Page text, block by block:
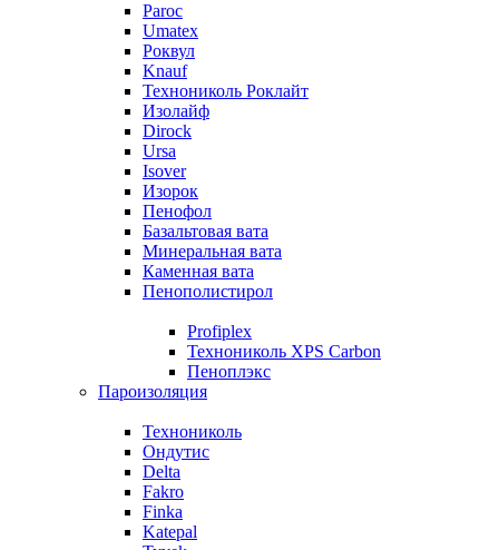
Paroc
Umatex
Роквул
Knauf
Технониколь Роклайт
Изолайф
Dirock
Ursa
Isover
Изорок
Пенофол
Базальтовая вата
Минеральная вата
Каменная вата
Пенополистирол
Profiplex
Технониколь XPS Carbon
Пеноплэкс
Пароизоляция
Технониколь
Ондутис
Delta
Fakro
Finka
Katepal